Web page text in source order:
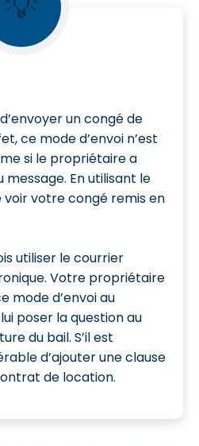
un congé de
ce mode d’envoi n’est
si le propriétaire a
En utilisant le
voir votre congé remis en
utiliser le courrier
Votre propriétaire
mode d’envoi au
poser la question au
du bail. S’il est
d’ajouter une clause
de location.